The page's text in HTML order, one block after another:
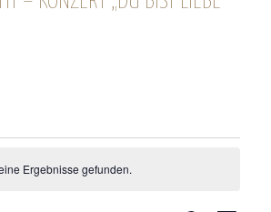
Ergebnisse gefunden.